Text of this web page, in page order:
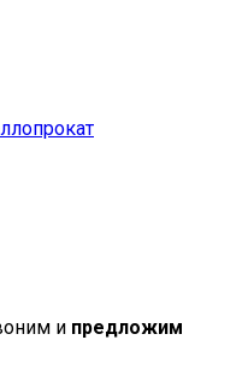
и предложим